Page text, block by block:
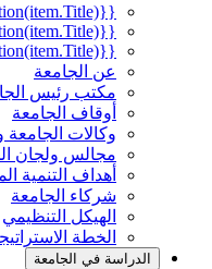
{{mmc.getCurrentTranslation(item.Title)}}
{{mmc.getCurrentTranslation(item.Title)}}
{{mmc.getCurrentTranslation(item.Title)}}
عن الجامعة
مكتب رئيس
أوقاف الجامعة
وكالات الجامعة
مجالس ولجان
أهداف التنمية
شركاء الجامعة
الهيكل التنظيمي
الخطة
الدراسة في الجامعة